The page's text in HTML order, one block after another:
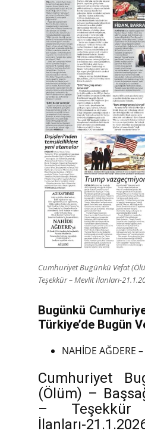
Cumhuriyet Bugünkü Vefat
Teşekkür – Mevlit İlanları-
Bugünkü
Türkiye’de Bugün
NAHİDE AĞDERE
Cumhuriyet
(Ölüm) –
–
İlanları-